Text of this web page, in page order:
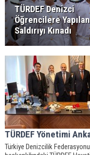
TÜRDEF Denizci
Öğrencilere Yapılan
Saldırıyı Kınadı
TÜRDEF Yönetimi
Türkiye Denizcilik